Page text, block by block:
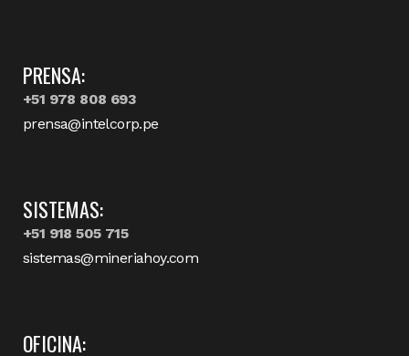
PRENSA:
+51 978 808 693
prensa@intelcorp.pe
SISTEMAS:
+51 918 505 715
sistemas@mineriahoy.com
OFICINA: